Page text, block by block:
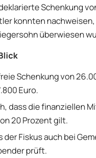
Schenkung
konnten
überwiesen
Schenkung von
Euro.
dass die finanziellen
20 Prozent gilt.
der Fiskus auch bei
prüft.